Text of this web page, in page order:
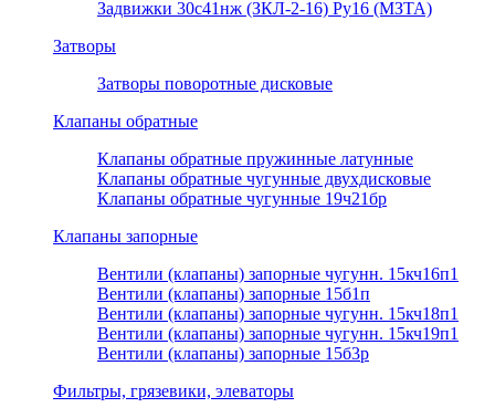
Задвижки 30с41нж (ЗКЛ-2-16) Ру16 (МЗТА)
Затворы
Затворы поворотные дисковые
Клапаны обратные
Клапаны обратные пружинные латунные
Клапаны обратные чугунные двухдисковые
Клапаны обратные чугунные 19ч21бр
Клапаны запорные
Вентили (клапаны) запорные чугунн. 15кч16п1
Вентили (клапаны) запорные 15б1п
Вентили (клапаны) запорные чугунн. 15кч18п1
Вентили (клапаны) запорные чугунн. 15кч19п1
Вентили (клапаны) запорные 15б3р
Фильтры, грязевики, элеваторы